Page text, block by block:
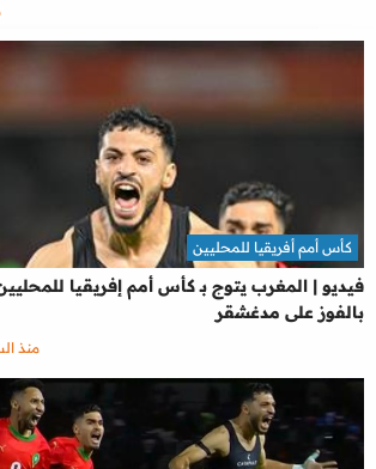
فيديو | المغرب يتوج بـ كأس أمم إفريقيا للمحليين
بالفوز على مدغشقر
كأس أمم أفريقيا للمحليين
منذ السبت ,